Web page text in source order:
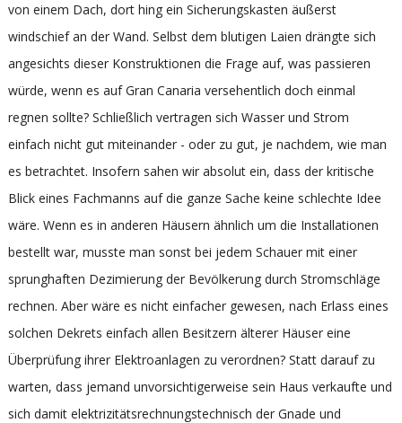
von einem Dach, dort hing ein Sicherungskasten äußerst
windschief an der Wand. Selbst dem blutigen Laien drängte sich
angesichts dieser Konstruktionen die Frage auf, was passieren
würde, wenn es auf Gran Canaria versehentlich doch einmal
regnen sollte? Schließlich vertragen sich Wasser und Strom
einfach nicht gut miteinander - oder zu gut, je nachdem, wie man
es betrachtet. Insofern sahen wir absolut ein, dass der kritische
Blick eines Fachmanns auf die ganze Sache keine schlechte Idee
wäre. Wenn es in anderen Häusern ähnlich um die Installationen
bestellt war, musste man sonst bei jedem Schauer mit einer
sprunghaften Dezimierung der Bevölkerung durch Stromschläge
rechnen. Aber wäre es nicht einfacher gewesen, nach Erlass eines
solchen Dekrets einfach allen Besitzern älterer Häuser eine
Überprüfung ihrer Elektroanlagen zu verordnen? Statt darauf zu
warten, dass jemand unvorsichtigerweise sein Haus verkaufte und
sich damit elektrizitätsrechnungstechnisch der Gnade und